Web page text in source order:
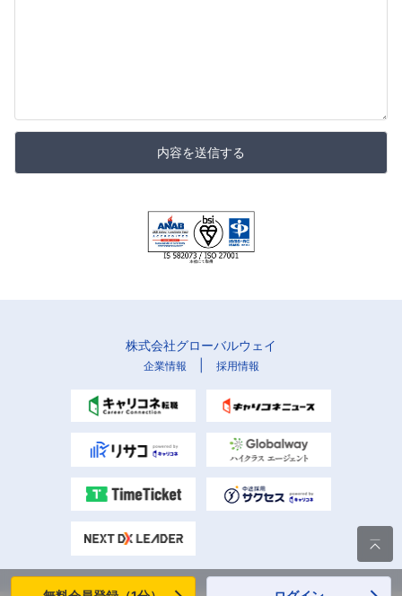
内容を送信する
株式会社グローバルウェイ
企業情報 採用情報
